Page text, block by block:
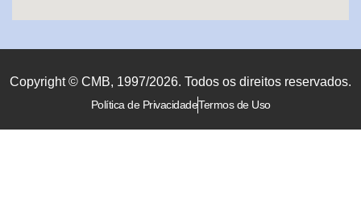
Copyright © CMB, 1997/2026. Todos os direitos reservados.
Política de PrivacidadeTermos de Uso